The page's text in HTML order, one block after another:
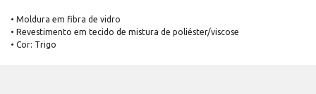
• Moldura em fibra de vidro
• Revestimento em tecido de mistura de poliéster/viscose
• Cor: Trigo